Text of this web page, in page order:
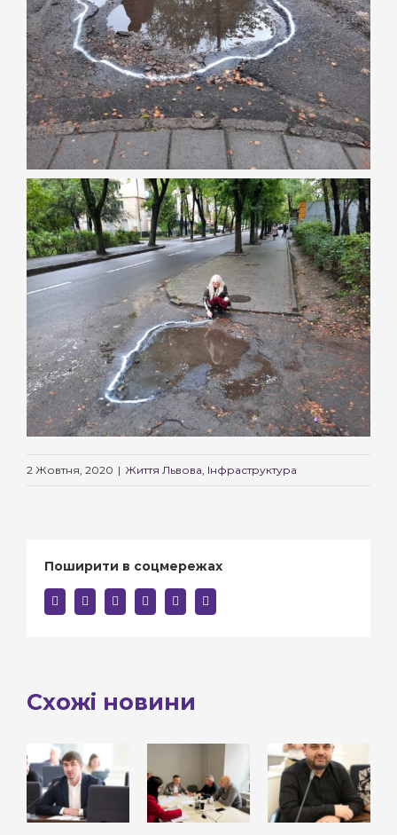
2 Жовтня, 2020 | Життя Львова, Інфраструктура
Поширити в соцмережах
facebooktwitter linkedin reddit whatsapp
mail:
Схожі новини